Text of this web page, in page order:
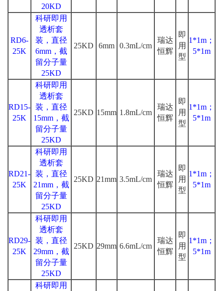
20KD
RD6-
25K
科研即用
透析套
装，直径
6mm，截
留分子量
25KD
25KD 6mm 0.3mL/cm
瑞达
恒辉
即
用
型
1*1m；
5*1m
RD15-
25K
科研即用
透析套
装，直径
15mm，截
留分子量
25KD
25KD 15mm 1.8mL/cm
瑞达
恒辉
即
用
型
1*1m；
5*1m
RD21-
25K
科研即用
透析套
装，直径
21mm，截
留分子量
25KD
25KD 21mm 3.5mL/cm
瑞达
恒辉
即
用
型
1*1m；
5*1m
RD29-
25K
科研即用
透析套
装，直径
29mm，截
留分子量
25KD
25KD 29mm 6.6mL/cm
瑞达
恒辉
即
用
型
1*1m；
5*1m
科研即用